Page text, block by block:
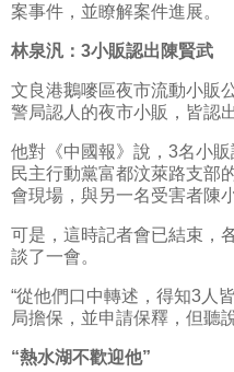
案事件，並瞭解案件進展。
林泉汎：3小販認出陳賢武
文良港鵝嘜區夜市流動小販
警局認人的夜市小販，皆認
他對《中國報》說，3名小
民主行動黨富都汶萊路支部
會現場，與另一名受害者陳
可是，這時記者會已結束，
談了一會。
“從他們口中轉述，得知3人
局擔保，並申請保釋，但聽
“熱水湖不歡迎他”